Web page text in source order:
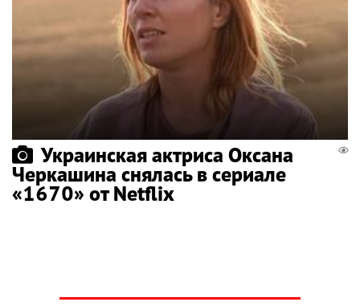
Украинская актриса Оксана
Черкашина снялась в сериале
«1670» от Netflix